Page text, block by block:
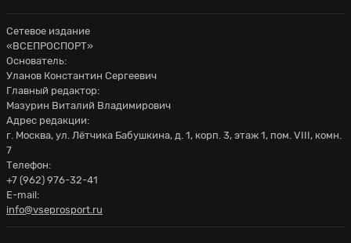
Сетевое издание
«ВСЕПРОСПОРТ»
Основатель:
Уланов Константин Сергеевич
Главный редактор:
Мазурин Виталий Владимирович
Адрес редакции:
г. Москва, ул. Лётчика Бабушкина, д. 1, корп. 3, этаж 1, пом. VIII, комн.
7
Телефон:
+7 (962) 976-32-41
E-mail:
info@vseprosport.ru